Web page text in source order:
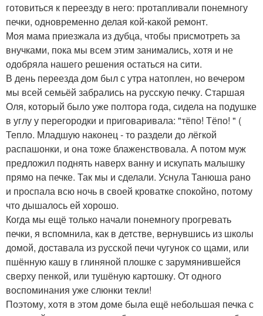
готовиться к переезду в него: протапливали понемногу
печки, одновременно делая кой-какой ремонт.
Моя мама приезжала из дубца, чтобы присмотреть за
внучками, пока мы всем этим занимались, хотя и не
одобряла нашего решения остаться на сити.
В день переезда дом был с утра натоплен, но вечером
мы всей семьёй забрались на русскую печку. Старшая
Оля, который было уже полтора года, сидела на подушке
в углу у перегородки и приговаривала: "тёпо! Тёпо! " (
Тепло. Младшую наконец - то раздели до лёгкой
распашонки, и она тоже блаженствовала. А потом муж
предложил поднять наверх ванну и искупать малышку
прямо на печке. Так мы и сделали. Уснула Танюша рано
и проспала всю ночь в своей кроватке спокойно, потому
что дышалось ей хорошо.
Когда мы ещё только начали понемногу прогревать
печки, я вспомнила, как в детстве, вернувшись из школы
домой, доставала из русской печи чугунок со щами, или
пшённую кашу в глиняной плошке с зарумянившейся
сверху пенкой, или тушёную картошку. От одного
воспоминания уже слюнки текли!
Поэтому, хотя в этом доме была ещё небольшая печка с